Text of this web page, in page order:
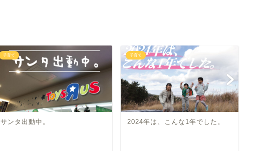
子育て
サンタ出動中。
子育て
2024年は、こんな1年でした。